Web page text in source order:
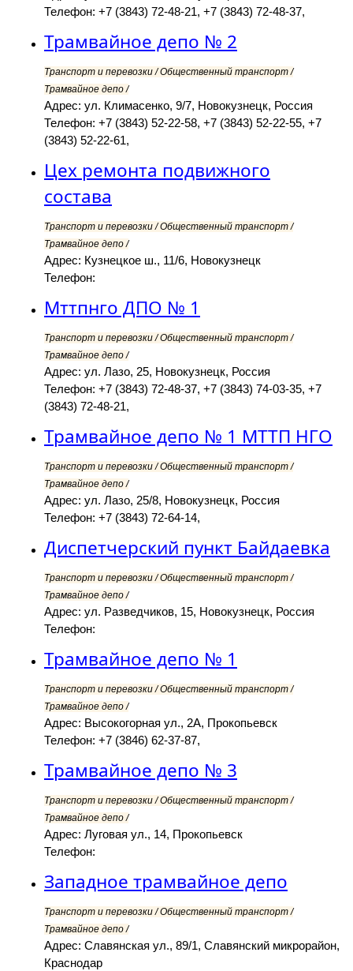
Телефон: +7 (3843) 72-48-21, +7 (3843) 72-48-37,
Трамвайное депо № 2
Транспорт и перевозки / Общественный транспорт /
Трамвайное депо /
Адрес: ул. Климасенко, 9/7, Новокузнецк, Россия
Телефон: +7 (3843) 52-22-58, +7 (3843) 52-22-55, +7
(3843) 52-22-61,
Цех ремонта подвижного
состава
Транспорт и перевозки / Общественный транспорт /
Трамвайное депо /
Адрес: Кузнецкое ш., 11/6, Новокузнецк
Телефон:
Мттпнго ДПО № 1
Транспорт и перевозки / Общественный транспорт /
Трамвайное депо /
Адрес: ул. Лазо, 25, Новокузнецк, Россия
Телефон: +7 (3843) 72-48-37, +7 (3843) 74-03-35, +7
(3843) 72-48-21,
Трамвайное депо № 1 МТТП НГО
Транспорт и перевозки / Общественный транспорт /
Трамвайное депо /
Адрес: ул. Лазо, 25/8, Новокузнецк, Россия
Телефон: +7 (3843) 72-64-14,
Диспетчерский пункт Байдаевка
Транспорт и перевозки / Общественный транспорт /
Трамвайное депо /
Адрес: ул. Разведчиков, 15, Новокузнецк, Россия
Телефон:
Трамвайное депо № 1
Транспорт и перевозки / Общественный транспорт /
Трамвайное депо /
Адрес: Высокогорная ул., 2А, Прокопьевск
Телефон: +7 (3846) 62-37-87,
Трамвайное депо № 3
Транспорт и перевозки / Общественный транспорт /
Трамвайное депо /
Адрес: Луговая ул., 14, Прокопьевск
Телефон:
Западное трамвайное депо
Транспорт и перевозки / Общественный транспорт /
Трамвайное депо /
Адрес: Славянская ул., 89/1, Славянский микрорайон,
Краснодар